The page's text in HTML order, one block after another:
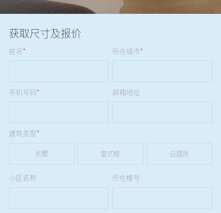
获取尺寸及报价
姓名* 所在城市*
手机号码* 邮箱地址
建筑类型*
别墅 复式楼 自建房
小区名称 所在楼号